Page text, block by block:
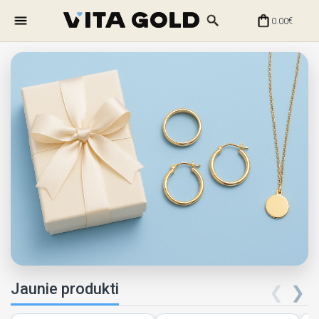
0.00€
Jaunie produkti ❮ ❯